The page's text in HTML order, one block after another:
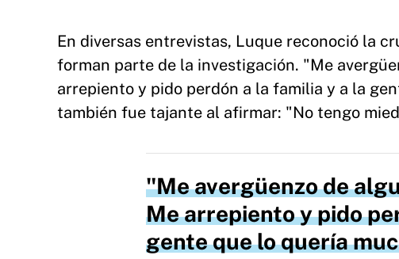
En diversas entrevistas, Luque reconoció la
forman parte de la investigación. "Me
arrepiento y pido perdón a la familia y a la
también fue tajante al afirmar: "No tengo
Me avergüenzo de
Me arrepiento y pido
gente que lo quería